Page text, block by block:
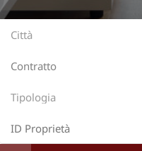
Città
Contratto
Tipologia